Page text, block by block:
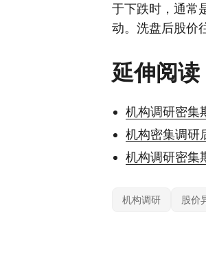
于下跌时，通常
动。洗盘后股价
延伸阅读
机构调研密集
机构密集调研
机构调研密集
机构调研 股价